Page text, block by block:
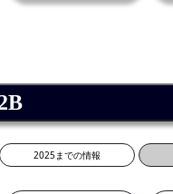
2B
2025までの情報